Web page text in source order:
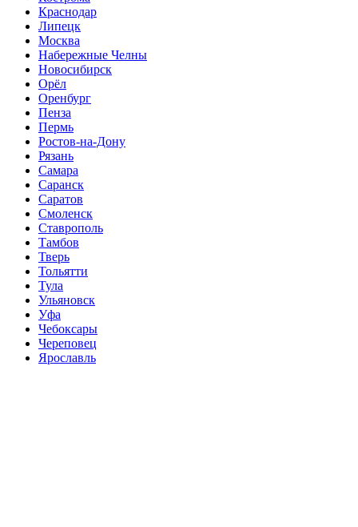
Краснодар
Липецк
Москва
Набережные Челны
Новосибирск
Орёл
Оренбург
Пенза
Пермь
Ростов-на-Дону
Рязань
Самара
Саранск
Саратов
Смоленск
Ставрополь
Тамбов
Тверь
Тольятти
Тула
Ульяновск
Уфа
Чебоксары
Череповец
Ярославль